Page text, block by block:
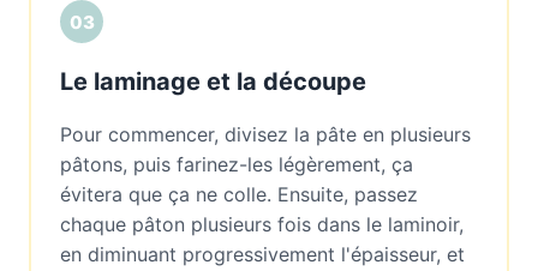
03
Le laminage et la découpe
Pour commencer, divisez la pâte en plusieurs
pâtons, puis farinez-les légèrement, ça
évitera que ça ne colle. Ensuite, passez
chaque pâton plusieurs fois dans le laminoir,
en diminuant progressivement l'épaisseur, et